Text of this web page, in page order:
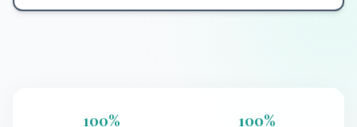
100%
100%